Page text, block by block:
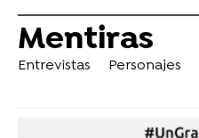
Mentiras
Entrevistas Personajes